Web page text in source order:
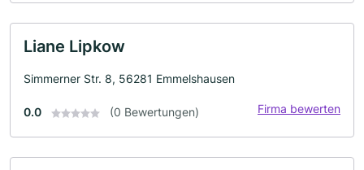
Liane Lipkow
Simmerner Str. 8, 56281 Emmelshausen
0.0 (0 Bewertungen) Firma bewerten